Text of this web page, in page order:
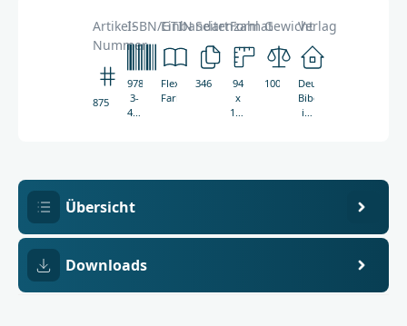
Artikel-
Nummer
8751
ISBN/GTIN
978-
3-
438-
Einbandart
Flexibler
Farbeinband
Seitenzahl
346
Format
94
x
131
Gewicht
100g
Verlag
Deutsche
Bibelgesellschaft
in
Übersicht
Downloads